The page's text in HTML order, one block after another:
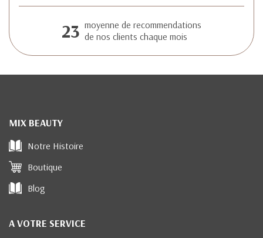
23 moyenne de recommendations
de nos clients chaque mois
MIX BEAUTY
Notre Histoire
Boutique
Blog
A VOTRE SERVICE